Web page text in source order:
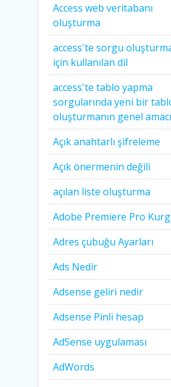
Access web veritabanı
oluşturma
access'te sorgu
için kullanılan dil
access'te tablo yapma
sorgularında yeni bir
oluşturmanın genel amacı
Açık anahtarlı şifreleme
Açık önermenin değili
açılan liste oluşturma
Adobe Premiere Pro
Adres çubuğu Ayarları
Ads Nedir
Adsense geliri nedir
Adsense Pinli hesap
AdSense uygulaması
AdWords